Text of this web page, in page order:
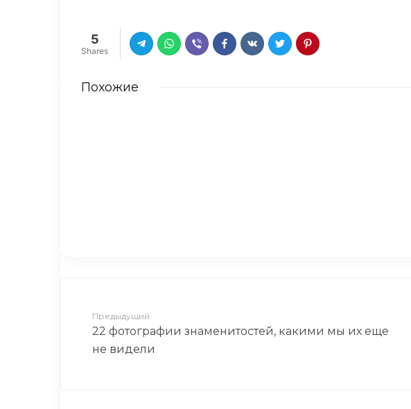
5
Shares
Похожие
Предыдущий
22 фотографии знаменитостей, какими мы их еще
не видели